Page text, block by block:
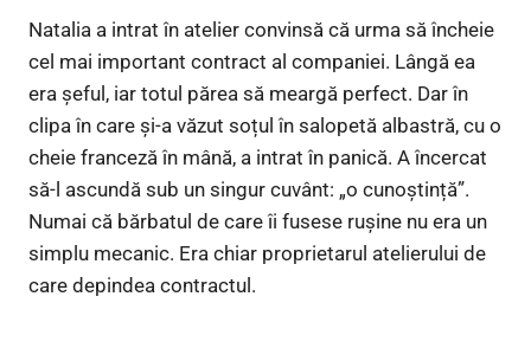
Natalia a intrat în atelier convinsă că urma să încheie
cel mai important contract al companiei. Lângă ea
era șeful, iar totul părea să meargă perfect. Dar în
clipa în care și-a văzut soțul în salopetă albastră, cu o
cheie franceză în mână, a intrat în panică. A încercat
să-l ascundă sub un singur cuvânt: „o cunoștință”.
Numai că bărbatul de care îi fusese rușine nu era un
simplu mecanic. Era chiar proprietarul atelierului de
care depindea contractul.